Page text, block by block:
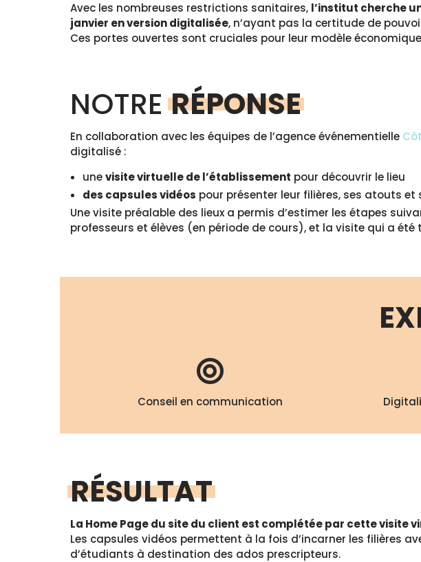
Avec les nombreuses restrictions sanitaires, l’institut cherche
janvier en version digitalisée, n’ayant pas la certitude de
Ces portes ouvertes sont cruciales pour leur modèle
NOTRERÉPONSE
En collaboration avec les équipes de l’agence événementielle
digitalisé :
unevisite virtuelle de l’établissement pour découvrir le lieu
des capsules vidéos pour présenter leur filières, ses atouts
Une visite préalable des lieux a permis d’estimer les étapes
professeurs et élèves (en période de cours), et la visite qui a
Conseil en communication
RÉSULTAT
La Home Page du site du client est complétée par cette visite
Les capsules vidéos permettent à la fois d’incarner les filières
d’étudiants à destination des ados prescripteurs.